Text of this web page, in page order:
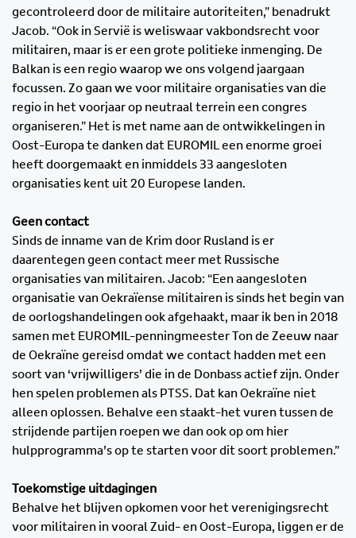
gecontroleerd door de militaire autoriteiten,” benadrukt
Jacob. “Ook in Servië is weliswaar vakbondsrecht voor
militairen, maar is er een grote politieke inmenging. De
Balkan is een regio waarop we ons volgend jaargaan
focussen. Zo gaan we voor militaire organisaties van die
regio in het voorjaar op neutraal terrein een congres
organiseren.” Het is met name aan de ontwikkelingen in
Oost-Europa te danken dat EUROMIL een enorme groei
heeft doorgemaakt en inmiddels 33 aangesloten
organisaties kent uit 20 Europese landen.
Geen contact
Sinds de inname van de Krim door Rusland is er
daarentegen geen contact meer met Russische
organisaties van militairen. Jacob: “Een aangesloten
organisatie van Oekraïense militairen is sinds het begin van
de oorlogshandelingen ook afgehaakt, maar ik ben in 2018
samen met EUROMIL-penningmeester Ton de Zeeuw naar
de Oekraïne gereisd omdat we contact hadden met een
soort van ‘vrijwilligers’ die in de Donbass actief zijn. Onder
hen spelen problemen als PTSS. Dat kan Oekraïne niet
alleen oplossen. Behalve een staakt-het vuren tussen de
strijdende partijen roepen we dan ook op om hier
hulpprogramma’s op te starten voor dit soort problemen.”
Toekomstige uitdagingen
Behalve het blijven opkomen voor het verenigingsrecht
voor militairen in vooral Zuid- en Oost-Europa, liggen er de